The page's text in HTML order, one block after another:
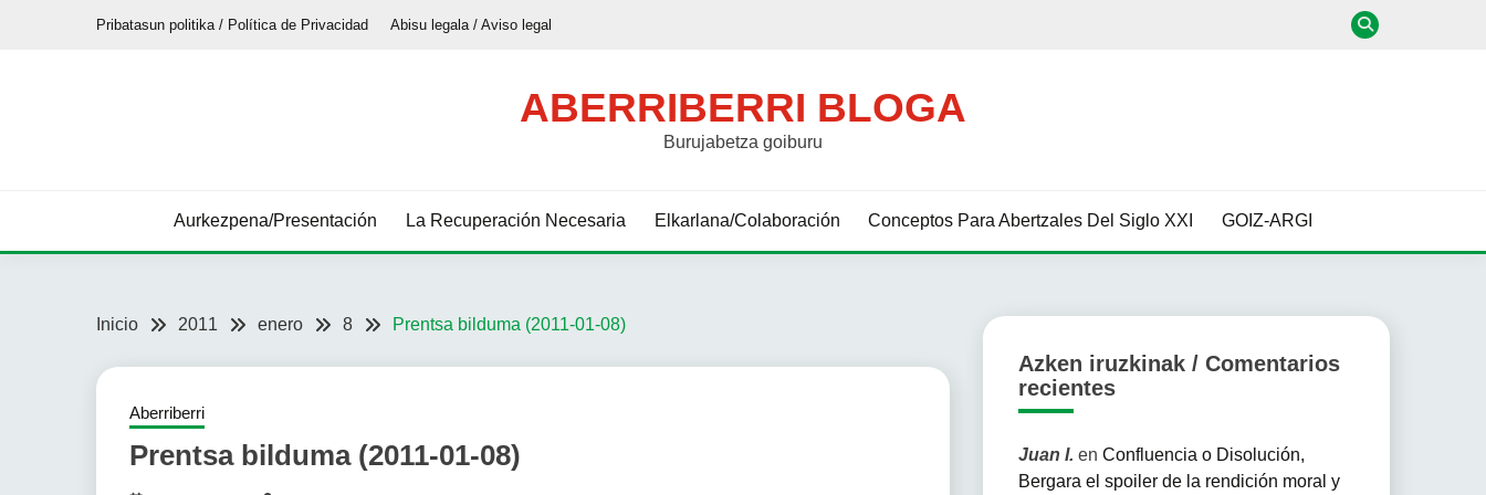
Pribatasun politika / Política de Privacidad Abisu legala / Aviso legal
ABERRIBERRI BLOGA
Burujabetza goiburu
Aurkezpena/Presentación La Recuperación Necesaria Elkarlana/Colaboración Conceptos Para Abertzales Del Siglo XXI GOIZ-ARGI
Inicio 2011 enero 8 Prentsa bilduma (2011-01-08)
Aberriberri
Prentsa bilduma (2011-01-08)
Azken iruzkinak / Comentarios
recientes
Juan I. en Confluencia o Disolución,
Bergara el spoiler de la rendición moral y